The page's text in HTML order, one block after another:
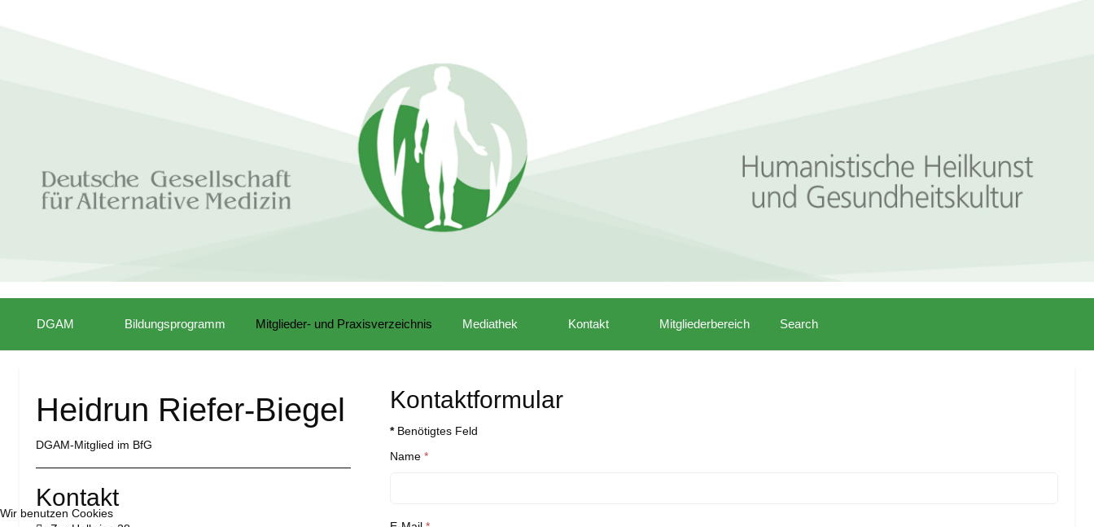
DGAM Bildungsprogramm Mitglieder- und Praxisverzeichnis Mediathek Kontakt Mitgliederbereich Search
Heidrun Riefer-Biegel
DGAM-Mitglied im BfG
Kontakt
Kontaktformular
*Benötigtes Feld
Name*
Wir benutzen Cookies